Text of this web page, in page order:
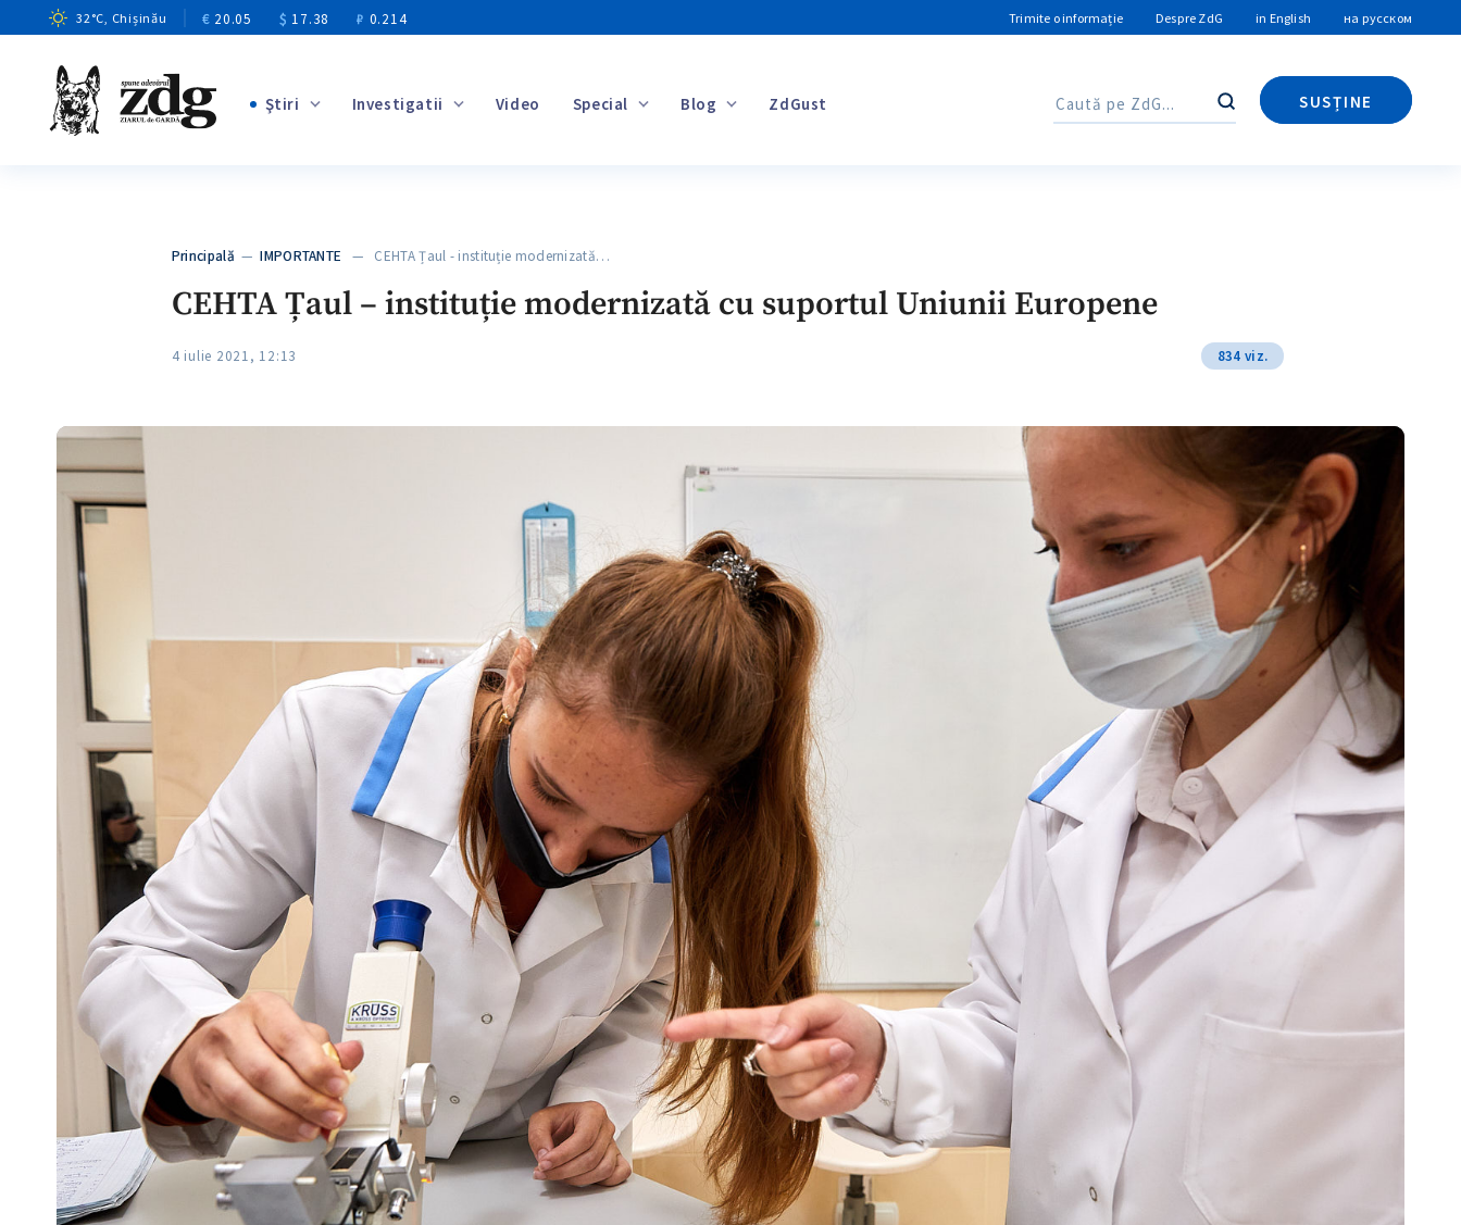
32°C, Chișinău € 20.05 $ 17.38 ₽ 0.214 Trimite o informație Despre ZdG in English на русском
Ştiri Investigatii Video Special Blog ZdGust Caută
SUSȚINE
Caută
Principală —IMPORTANTE — CEHTA Țaul - instituție modernizată…
CEHTA Țaul – instituție modernizată cu suportul Uniunii Europene
4 iulie 2021, 12:13 834 viz.